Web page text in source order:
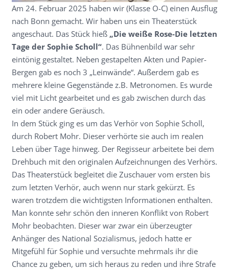
Am 24. Februar 2025 haben wir (Klasse O-C) einen Ausflug
nach Bonn gemacht. Wir haben uns ein Theaterstück
angeschaut. Das Stück hieß „Die weiße Rose-Die letzten
Tage der Sophie Scholl“. Das Bühnenbild war sehr
eintönig gestaltet. Neben gestapelten Akten und Papier-
Bergen gab es noch 3 „Leinwände“. Außerdem gab es
mehrere kleine Gegenstände z.B. Metronomen. Es wurde
viel mit Licht gearbeitet und es gab zwischen durch das
ein oder andere Geräusch.
In dem Stück ging es um das Verhör von Sophie Scholl,
durch Robert Mohr. Dieser verhörte sie auch im realen
Leben über Tage hinweg. Der Regisseur arbeitete bei dem
Drehbuch mit den originalen Aufzeichnungen des Verhörs.
Das Theaterstück begleitet die Zuschauer vom ersten bis
zum letzten Verhör, auch wenn nur stark gekürzt. Es
waren trotzdem die wichtigsten Informationen enthalten.
Man konnte sehr schön den inneren Konflikt von Robert
Mohr beobachten. Dieser war zwar ein überzeugter
Anhänger des National Sozialismus, jedoch hatte er
Mitgefühl für Sophie und versuchte mehrmals ihr die
Chance zu geben, um sich heraus zu reden und ihre Strafe